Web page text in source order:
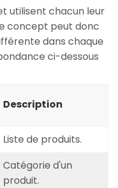
utilisent chacun leur
concept peut donc
dans chaque
ci-dessous
Description
Liste de produits.
Catégorie d'un
produit.